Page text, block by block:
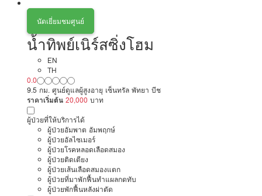
นัดเยี่ยมชมศูนย์
น้ำทิพย์เนิร์สซิ่งโฮม
EN
TH
0.0
9.5 กม. ศูนย์ดูแลผู้สูงอายุ เซ็นทรัล พัทยา บีช
ราคาเริ่มต้น 20,000 บาท
ผู้ป่วยที่ให้บริการได้
ผู้ป่วยอัมพาต อัมพฤกษ์
ผู้ป่วยอัลไซเมอร์
ผู้ป่วยโรคหลอดเลือดสมอง
ผู้ป่วยติดเตียง
ผู้ป่วยเส้นเลือดสมองแตก
ผู้ป่วยที่มาพักฟื้นทำแผลกดทับ
ผู้ป่วยพักฟื้นหลังผ่าตัด